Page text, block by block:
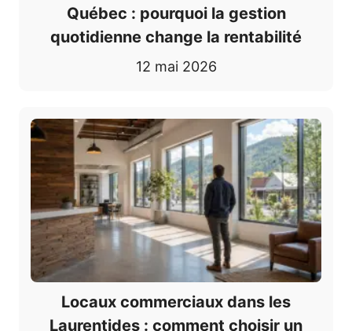
Québec : pourquoi la gestion
quotidienne change la rentabilité
12 mai 2026
Locaux commerciaux dans les
Laurentides : comment choisir un